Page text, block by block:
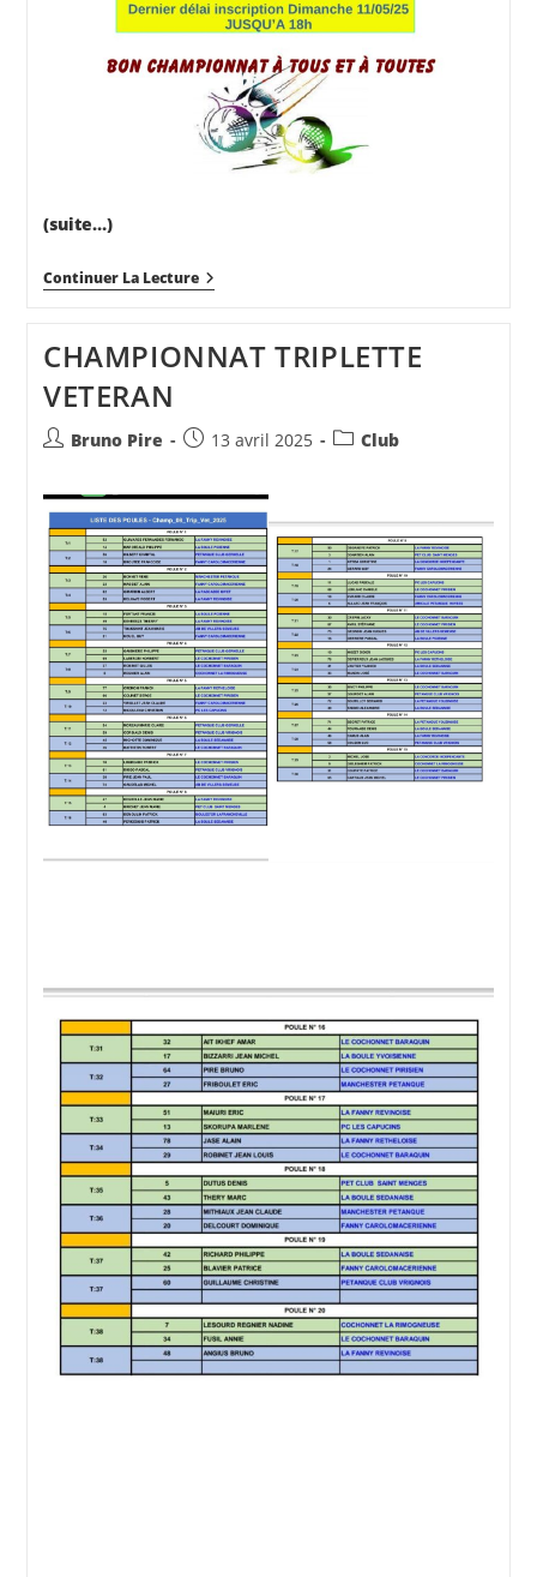
(suite…)
Continuer La LectureCONCOURS
DEPARTEMENTAUX
CHAMPIONNAT TRIPLETTE
VETERAN
Auteur/autrice
la
publication :
Bruno Pire
Publication
13 avril 2025
PostClub